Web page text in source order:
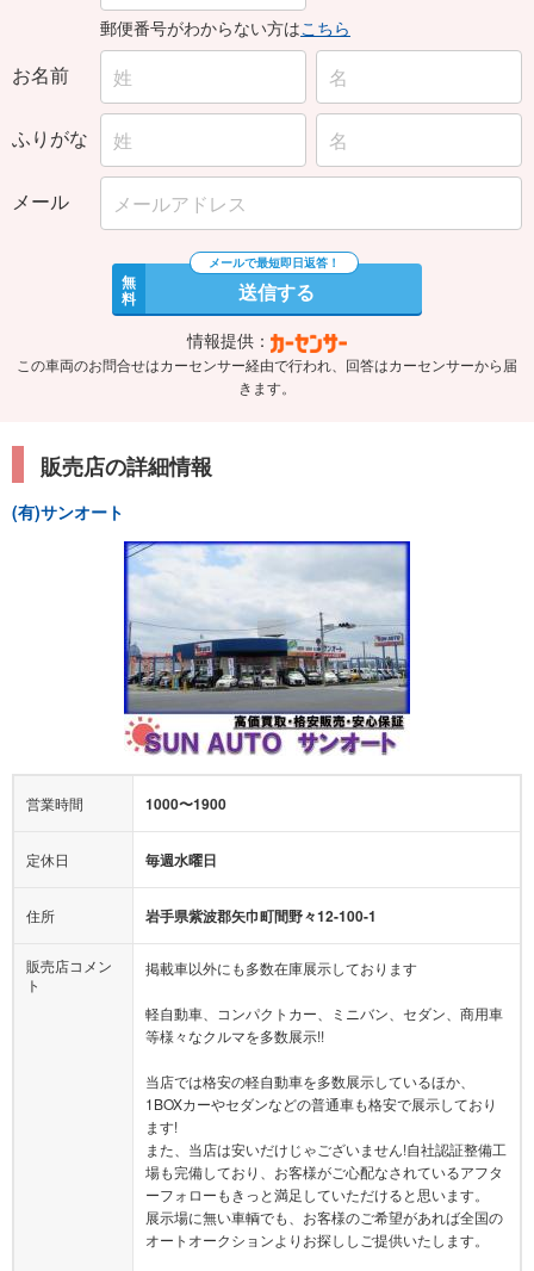
郵便番号がわからない方はこちら
お名前
ふりがな
メール
無
料 送信する
情報提供：
この車両のお問合せはカーセンサー経由で行われ、回答はカーセンサーから届
きます。
販売店の詳細情報
(有)サンオート
営業時間 1000〜1900
定休日 毎週水曜日
住所 岩手県紫波郡矢巾町間野々12-100-1
販売店コメン
ト
掲載車以外にも多数在庫展示しております
軽自動車、コンパクトカー、ミニバン、セダン、商用車
等様々なクルマを多数展示!!
当店では格安の軽自動車を多数展示しているほか、
1BOXカーやセダンなどの普通車も格安で展示しており
ます!
また、当店は安いだけじゃございません!自社認証整備工
場も完備しており、お客様がご心配なされているアフタ
ーフォローもきっと満足していただけると思います。
展示場に無い車輌でも、お客様のご希望があれば全国の
オートオークションよりお探ししご提供いたします。